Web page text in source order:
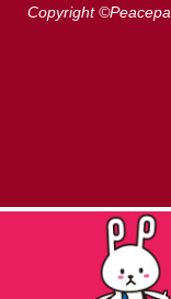
Copyright